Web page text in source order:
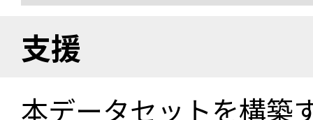
支援
本データセットを構築